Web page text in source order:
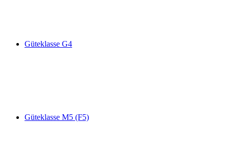
Güteklasse G4
Güteklasse M5 (F5)